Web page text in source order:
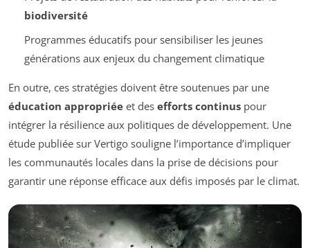
biodiversité
Programmes éducatifs pour sensibiliser les jeunes
générations aux enjeux du changement climatique
En outre, ces stratégies doivent être soutenues par une
éducation appropriée et des efforts continus pour
intégrer la résilience aux politiques de développement. Une
étude publiée sur Vertigo souligne l’importance d’impliquer
les communautés locales dans la prise de décisions pour
garantir une réponse efficace aux défis imposés par le climat.